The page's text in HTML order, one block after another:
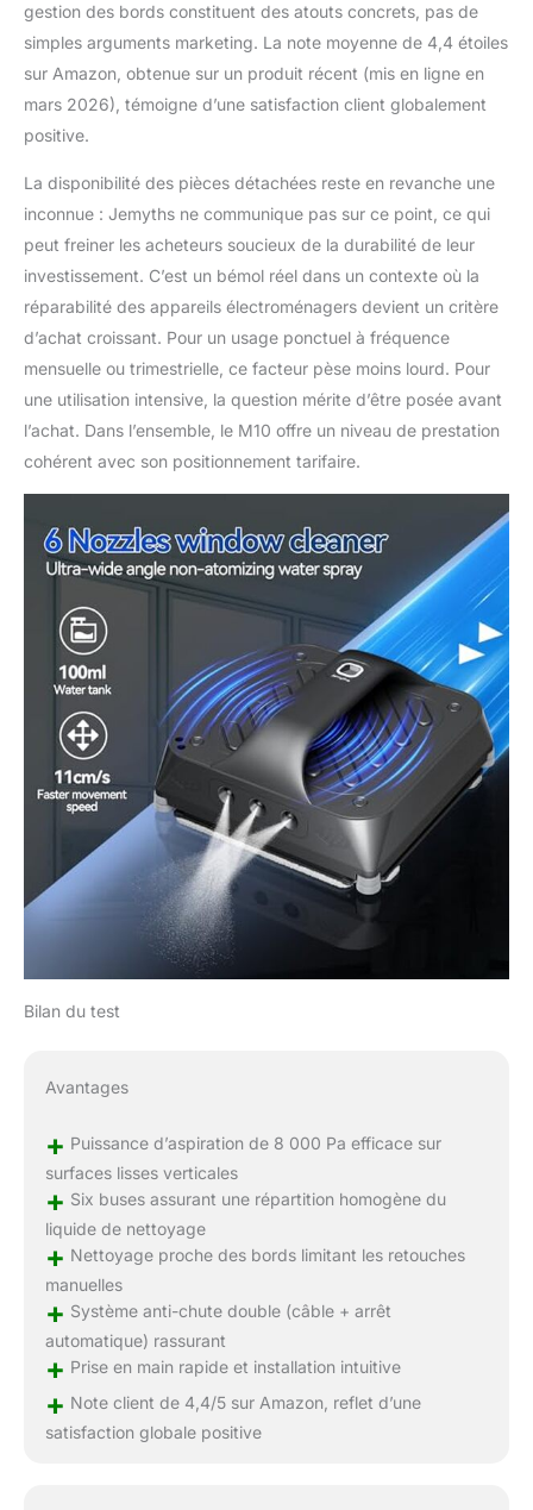
automatique,
nettoyage des bords
ou nettoyage ciblé. Le
robot fonctionne avec
service client】 Si vous
avec votre robot
nettoyeur de vitres,
Jemyths offre un
excellent service client
qui répond à vos
questions et offre des
solutions pour un
travail sans souci
gestion des bords constituent des atouts concrets, pas de
simples arguments marketing. La note moyenne de 4,4 étoiles
sur Amazon, obtenue sur un produit récent (mis en ligne en
mars 2026), témoigne d’une satisfaction client globalement
positive.
La disponibilité des pièces détachées reste en revanche une
inconnue : Jemyths ne communique pas sur ce point, ce qui
peut freiner les acheteurs soucieux de la durabilité de leur
investissement. C’est un bémol réel dans un contexte où la
réparabilité des appareils électroménagers devient un critère
d’achat croissant. Pour un usage ponctuel à fréquence
mensuelle ou trimestrielle, ce facteur pèse moins lourd. Pour
une utilisation intensive, la question mérite d’être posée avant
l’achat. Dans l’ensemble, le M10 offre un niveau de prestation
cohérent avec son positionnement tarifaire.
Bilan du test
Avantages
+ Puissance d’aspiration de 8 000 Pa efficace sur
surfaces lisses verticales
+ Six buses assurant une répartition homogène du
liquide de nettoyage
+ Nettoyage proche des bords limitant les retouches
manuelles
+ Système anti-chute double (câble + arrêt
automatique) rassurant
+ Prise en main rapide et installation intuitive
+ Note client de 4,4/5 sur Amazon, reflet d’une
satisfaction globale positive